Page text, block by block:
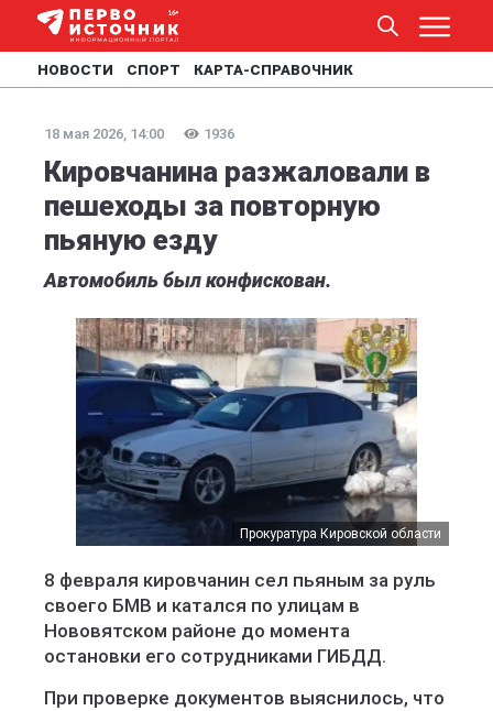
НОВОСТИ СПОРТ КАРТА-СПРАВОЧНИК
18 мая 2026, 14:00 1936
Кировчанина разжаловали в
пешеходы за повторную
пьяную езду
Автомобиль был конфискован.
Прокуратура Кировской области
8 февраля кировчанин сел пьяным за руль
своего БМВ и катался по улицам в
Нововятском районе до момента
остановки его сотрудниками ГИБДД.
При проверке документов выяснилось, что